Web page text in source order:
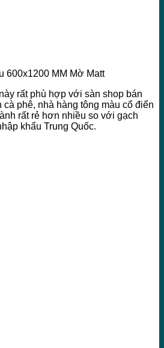
rất phù hợp với sàn shop bán
cà phê, nhà hàng tông màu cổ điển
rất rẻ hơn nhiều so với gạch
khẩu Trung Quốc.